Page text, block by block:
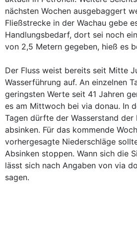
nächsten Wochen ausgebaggert
Fließstrecke in der Wachau gebe
Handlungsbedarf, dort sei noch
von 2,5 Metern gegeben, hieß es
Der Fluss weist bereits seit Mitte
Wasserführung auf. An einzelnen
geringsten Werte seit 41 Jahren
es am Mittwoch bei via donau. In
Tagen dürfte der Wasserstand
absinken. Für das kommende
vorhergesagte Niederschläge
Absinken stoppen. Wann sich die
lässt sich nach Angaben von via
sagen.